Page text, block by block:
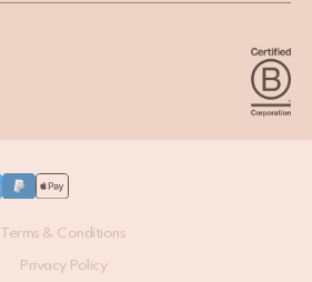
Terms & Conditions
Privacy Policy